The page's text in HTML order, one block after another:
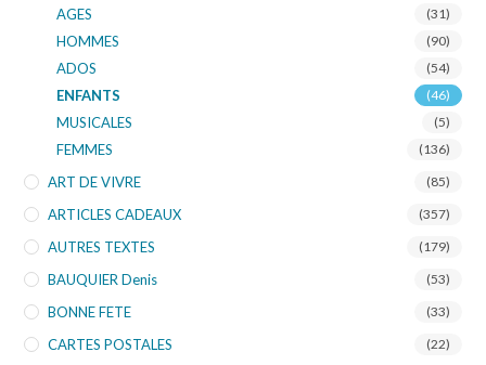
AGES (31)
HOMMES (90)
ADOS (54)
ENFANTS (46)
MUSICALES (5)
FEMMES (136)
ART DE VIVRE (85)
ARTICLES CADEAUX (357)
AUTRES TEXTES (179)
BAUQUIER Denis (53)
BONNE FETE (33)
CARTES POSTALES (22)